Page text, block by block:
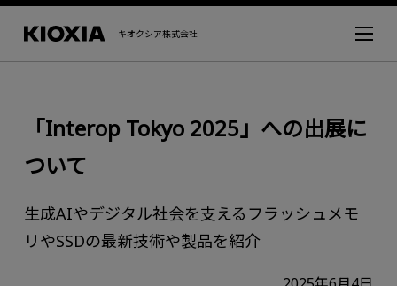
キオクシア株式会社
「Interop Tokyo 2025」への出展に
ついて
生成AIやデジタル社会を支えるフラッシュメモ
リやSSDの最新技術や製品を紹介